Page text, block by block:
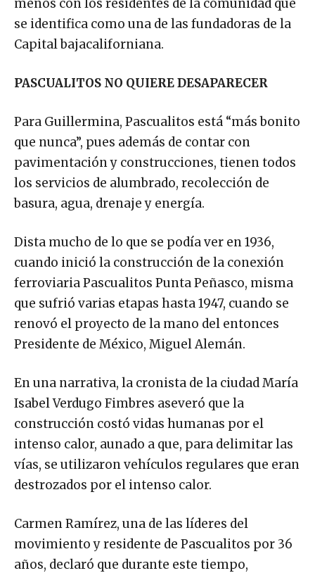
menos con los residentes de la comunidad que
se identifica como una de las fundadoras de la
Capital bajacaliforniana.
PASCUALITOS NO QUIERE DESAPARECER
Para Guillermina, Pascualitos está “más bonito
que nunca”, pues además de contar con
pavimentación y construcciones, tienen todos
los servicios de alumbrado, recolección de
basura, agua, drenaje y energía.
Dista mucho de lo que se podía ver en 1936,
cuando inició la construcción de la conexión
ferroviaria Pascualitos Punta Peñasco, misma
que sufrió varias etapas hasta 1947, cuando se
renovó el proyecto de la mano del entonces
Presidente de México, Miguel Alemán.
En una narrativa, la cronista de la ciudad María
Isabel Verdugo Fimbres aseveró que la
construcción costó vidas humanas por el
intenso calor, aunado a que, para delimitar las
vías, se utilizaron vehículos regulares que eran
destrozados por el intenso calor.
Carmen Ramírez, una de las líderes del
movimiento y residente de Pascualitos por 36
años, declaró que durante este tiempo,